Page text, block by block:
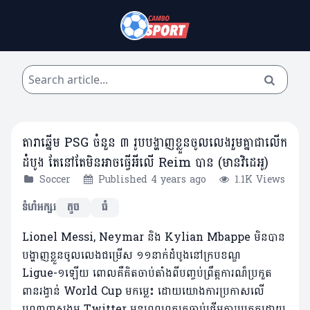
តារាឆ្នើម PSG ចំនួន ៣ រូបបង្ហាញខ្លួនចូលលេងរួមគ្នាជាលើក
ដំបូង តែនៅតែមិនអាចធ្វើអីលើ Reim បាន (មានវិដេអូ)
Soccer Published 4 years ago
1.1K Views
ទំហំអក្សរ
តូច ធំ
Lionel Messi, Neymar និង Kylian Mbappe មិនបាន
បង្ហាញខ្លួនចូលលេងជម្រើស ១១នាក់ដំបូងនៅក្របខណ្ឌ
Ligue-១ឡើយ ពោលគឺគិតចាប់តាំងពីបញ្ចប់ព្រឹត្តការណ៏ប្រកួត
ពានរង្វាន់ World Cup មកម្លេះ ដោយយោងការប្រកាសលើ